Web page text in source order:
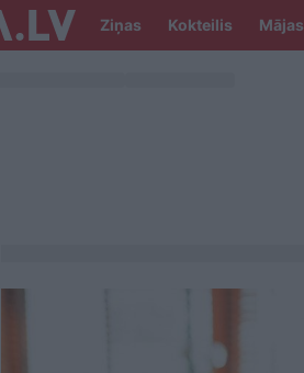
Ziņas Kokteilis Mājas